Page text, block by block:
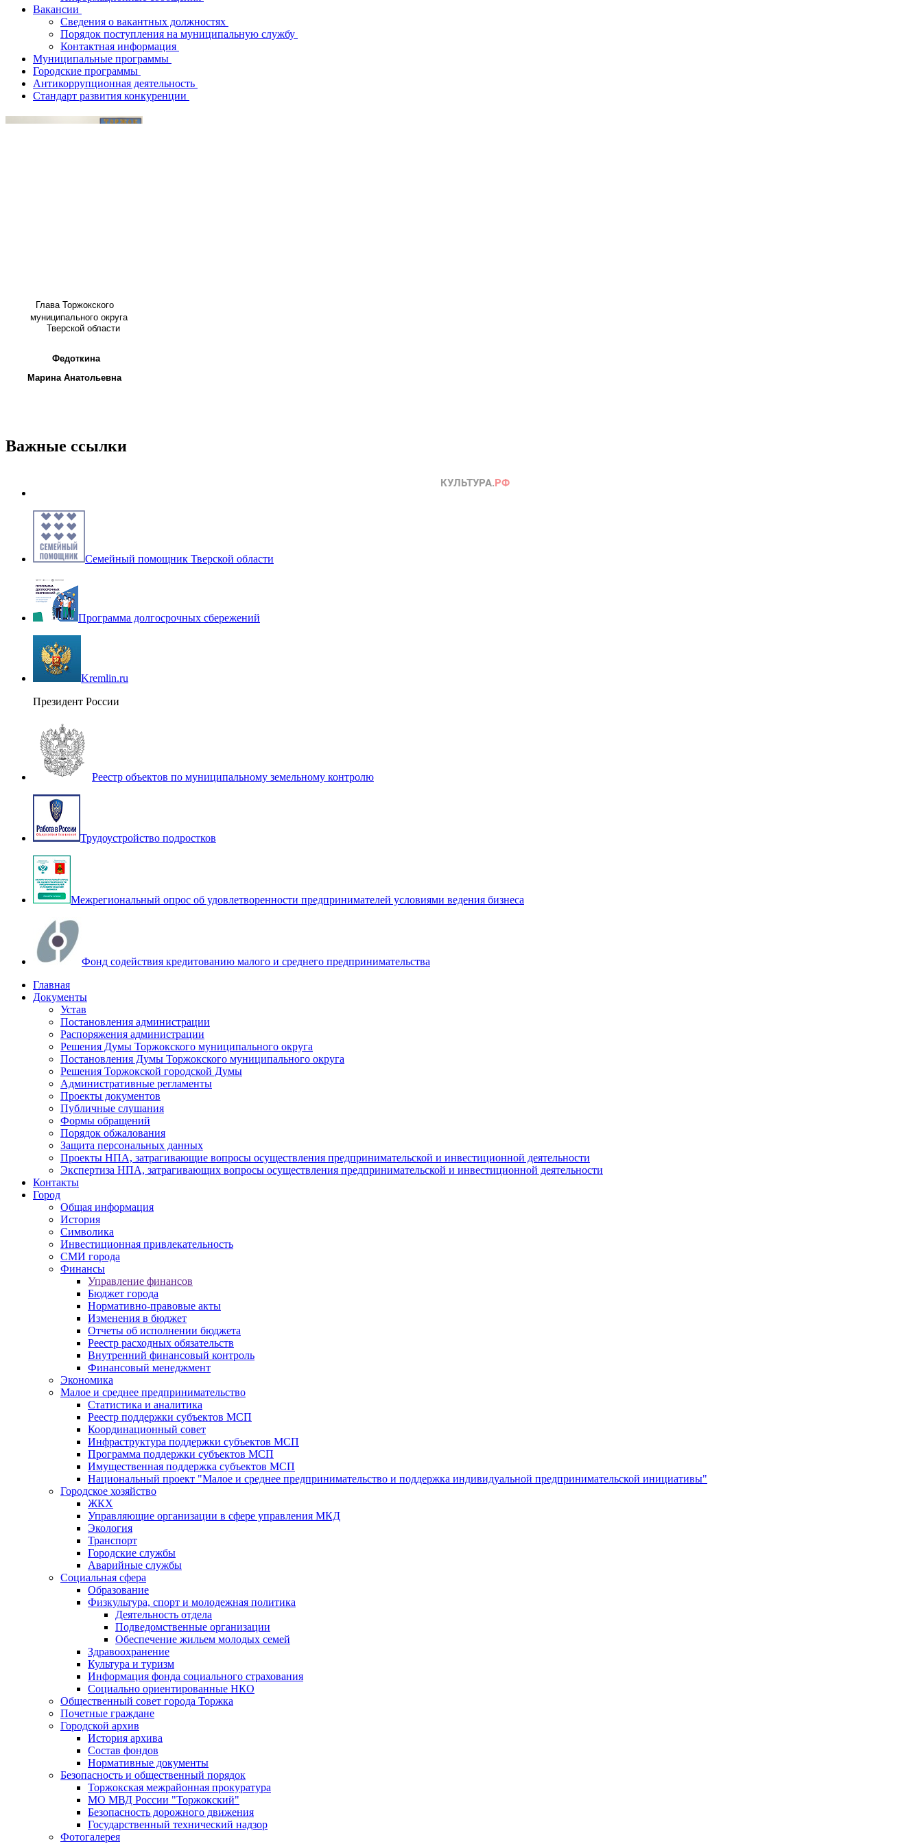
Вакансии
Сведения о вакантных должностях
Порядок поступления на муниципальную службу
Контактная информация
Муниципальные программы
Городские программы
Антикоррупционная деятельность
Стандарт развития конкуренции
Глава Торжокского
муниципального округа
Тверской области
Федоткина
Марина Анатольевна
Важные ссылки
Семейный помощник Тверской области
Программа долгосрочных сбережений
Kremlin.ru
Президент России
Реестр объектов по муниципальному земельному контролю
Трудоустройство подростков
Межрегиональный опрос об удовлетворенности предпринимателей условиями ведения бизнеса
Фонд содействия кредитованию малого и среднего предпринимательства
Главная
Документы
Устав
Постановления администрации
Распоряжения администрации
Решения Думы Торжокского муниципального округа
Постановления Думы Торжокского муниципального округа
Решения Торжокской городской Думы
Административные регламенты
Проекты документов
Публичные слушания
Формы обращений
Порядок обжалования
Защита персональных данных
Проекты НПА, затрагивающие вопросы осуществления предпринимательской и инвестиционной деятельности
Экспертиза НПА, затрагивающих вопросы осуществления предпринимательской и инвестиционной деятельности
Контакты
Город
Общая информация
История
Символика
Инвестиционная привлекательность
СМИ города
Финансы
Управление финансов
Бюджет города
Нормативно-правовые акты
Изменения в бюджет
Отчеты об исполнении бюджета
Реестр расходных обязательств
Внутренний финансовый контроль
Финансовый менеджмент
Экономика
Малое и среднее предпринимательство
Статистика и аналитика
Реестр поддержки субъектов МСП
Координационный совет
Инфраструктура поддержки субъектов МСП
Программа поддержки субъектов МСП
Имущественная поддержка субъектов МСП
Национальный проект "Малое и среднее предпринимательство и поддержка индивидуальной предпринимательской инициативы"
Городское хозяйство
ЖКХ
Управляющие организации в сфере управления МКД
Экология
Транспорт
Городские службы
Аварийные службы
Социальная сфера
Образование
Физкультура, спорт и молодежная политика
Деятельность отдела
Подведомственные организации
Обеспечение жильем молодых семей
Здравоохранение
Культура и туризм
Информация фонда социального страхования
Социально ориентированные НКО
Общественный совет города Торжка
Почетные граждане
Городской архив
История архива
Состав фондов
Нормативные документы
Безопасность и общественный порядок
Торжокская межрайонная прокуратура
МО МВД России "Торжокский"
Безопасность дорожного движения
Государственный технический надзор
Фотогалерея